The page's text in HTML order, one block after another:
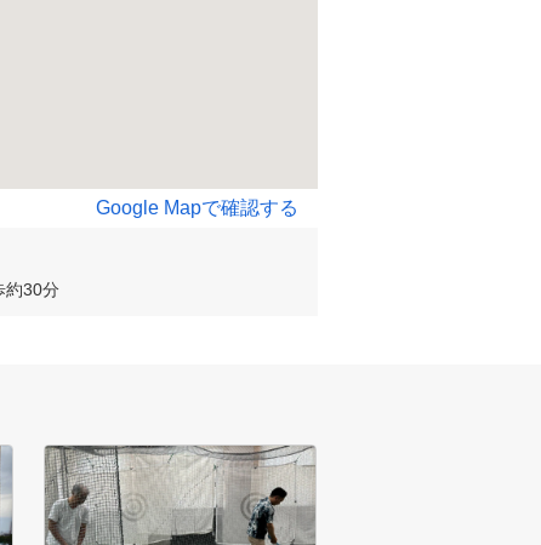
Google Mapで確認する
約30分